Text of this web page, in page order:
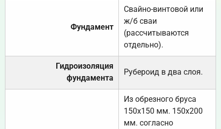
Фундамент
Свайно-винтовой или
ж/б сваи
(рассчитываются
отдельно).
Гидроизоляция
фундамента
Рубероид в два слоя.
Из обрезного бруса
150х150 мм. 150х200
мм. согласно